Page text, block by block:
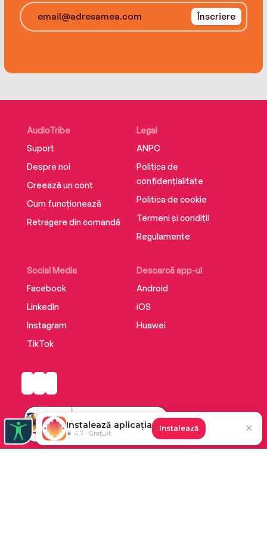
Înscriere
AudioTribe
Suport
Despre noi
Creează un cont
Cum funcționează
Retragere din comandă
Social Media
Facebook
LinkedIn
Instagram
TikTok
Descarcă app-ul
Android
iOS
Huawei
Legal
ANPC
Politica de
confidențialitate
Politica de cookie
Termeni și condiții
Regulamente
Instalează aplicația
★ 4.7 · Gratuit
Instalează ✕